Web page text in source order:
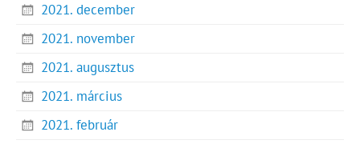
2021. december
2021. november
2021. augusztus
2021. március
2021. február